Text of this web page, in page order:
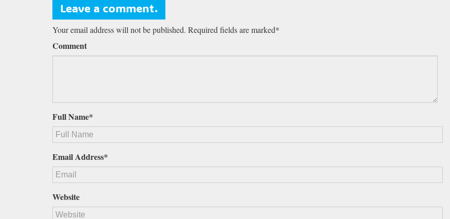
Leave a comment.
Your email address will not be published. Required fields are marked*
Comment
Full Name*
Email Address*
Website